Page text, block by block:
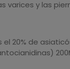
varices y las
20% de